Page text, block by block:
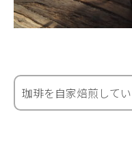
珈琲を自家焙煎してい